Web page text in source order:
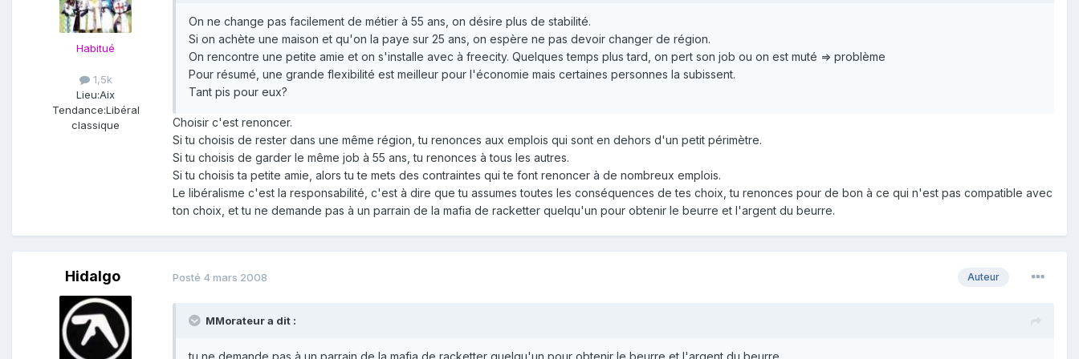
Habitué
1,5k
Lieu:Aix
Tendance:Libéral
classique
On ne change pas facilement de métier à 55 ans, on désire plus de stabilité.
Si on achète une maison et qu'on la paye sur 25 ans, on espère ne pas devoir changer de région.
On rencontre une petite amie et on s'installe avec à freecity. Quelques temps plus tard, on pert son job ou on est muté => problème
Pour résumé, une grande flexibilité est meilleur pour l'économie mais certaines personnes la subissent.
Tant pis pour eux?
Choisir c'est renoncer.
Si tu choisis de rester dans une même région, tu renonces aux emplois qui sont en dehors d'un petit périmètre.
Si tu choisis de garder le même job à 55 ans, tu renonces à tous les autres.
Si tu choisis ta petite amie, alors tu te mets des contraintes qui te font renoncer à de nombreux emplois.
Le libéralisme c'est la responsabilité, c'est à dire que tu assumes toutes les conséquences de tes choix, tu renonces pour de bon à ce qui n'est pas compatible avec
ton choix, et tu ne demande pas à un parrain de la mafia de racketter quelqu'un pour obtenir le beurre et l'argent du beurre.
Hidalgo Auteur
Posté 4 mars 2008
MMorateur a dit :
tu ne demande pas à un parrain de la mafia de racketter quelqu'un pour obtenir le beurre et l'argent du beurre.